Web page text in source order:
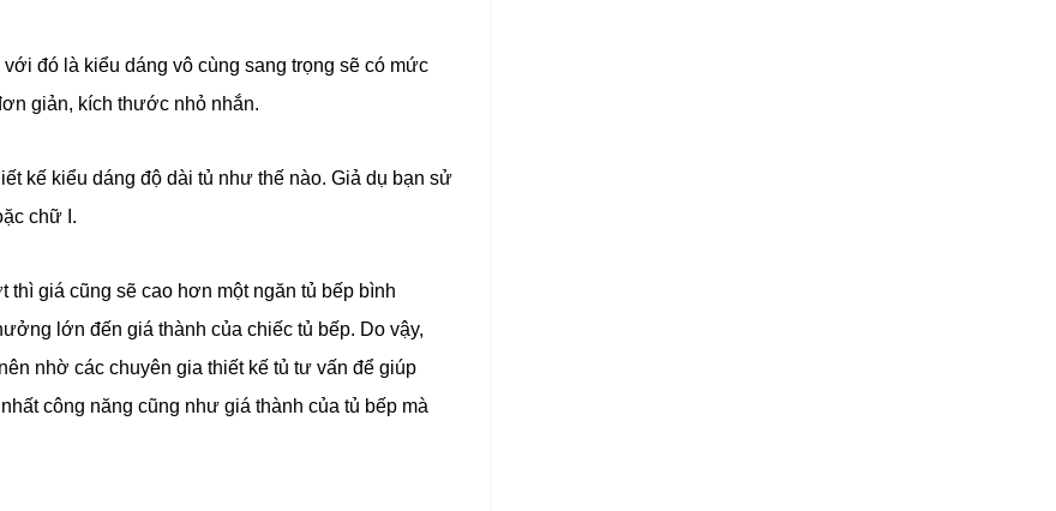
đó là kiểu dáng vô cùng sang trọng sẽ có mức
giản, kích thước nhỏ nhắn.
kế kiểu dáng độ dài tủ như thế nào. Giả dụ bạn sử
chữ I.
thì giá cũng sẽ cao hơn một ngăn tủ bếp bình
lớn đến giá thành của chiếc tủ bếp. Do vậy,
nhờ các chuyên gia thiết kế tủ tư vấn để giúp
công năng cũng như giá thành của tủ bếp mà